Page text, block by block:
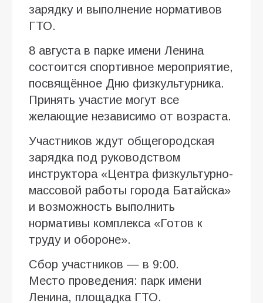
зарядку и выполнение нормативов
ГТО.
8 августа в парке имени Ленина
состоится спортивное мероприятие,
посвящённое Дню физкультурника.
Принять участие могут все
желающие независимо от возраста.
Участников ждут общегородская
зарядка под руководством
инструктора «Центра физкультурно-
массовой работы города Батайска»
и возможность выполнить
нормативы комплекса «Готов к
труду и обороне».
Сбор участников — в 9:00.
Место проведения: парк имени
Ленина, площадка ГТО.